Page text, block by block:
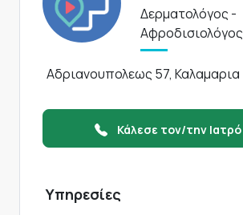
Δερματολόγος -
Αφροδισιολόγος
Αδριανουπολεως 57, Καλαμαρια
Κάλεσε τον/την Ιατρό
Υπηρεσίες